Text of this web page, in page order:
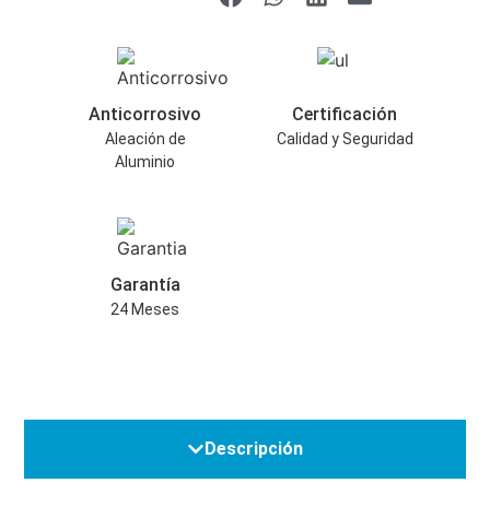
Anticorrosivo
Aleación de
Aluminio
Certificación
Calidad y Seguridad
Garantía
24 Meses
Descripción